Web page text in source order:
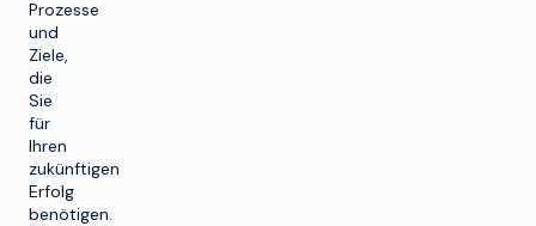
Prozesse
und
Ziele,
die
Sie
für
Ihren
zukünftigen
Erfolg
benötigen.